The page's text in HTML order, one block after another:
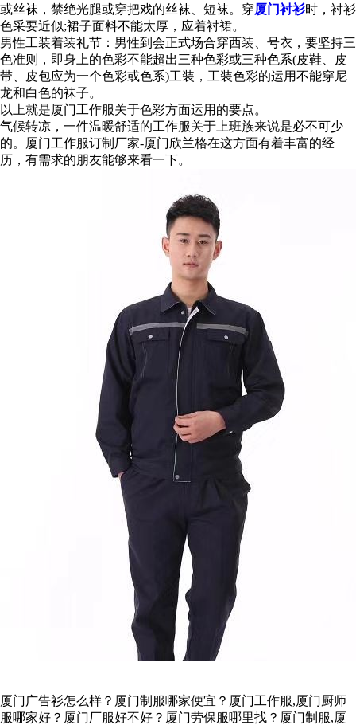
或丝袜，禁绝光腿或穿把戏的丝袜、短袜。穿厦门衬衫时，衬衫
色采要近似;裙子面料不能太厚，应着衬裙。
男性工装着装礼节：男性到会正式场合穿西装、号衣，要坚持三
色准则，即身上的色彩不能超出三种色彩或三种色系(皮鞋、皮
带、皮包应为一个色彩或色系)工装，工装色彩的运用不能穿尼
龙和白色的袜子。
以上就是厦门工作服关于色彩方面运用的要点。
气候转凉，一件温暖舒适的工作服关于上班族来说是必不可少
的。厦门工作服订制厂家-厦门欣兰格在这方面有着丰富的经
历，有需求的朋友能够来看一下。
厦门广告衫怎么样？厦门制服哪家便宜？厦门工作服,厦门厨师
服哪家好？厦门厂服好不好？厦门劳保服哪里找？厦门制服,厦